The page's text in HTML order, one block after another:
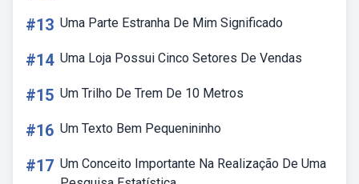
#13 Uma Parte Estranha De Mim Significado
#14 Uma Loja Possui Cinco Setores De Vendas
#15 Um Trilho De Trem De 10 Metros
#16 Um Texto Bem Pequenininho
#17 Um Conceito Importante Na Realização De Uma